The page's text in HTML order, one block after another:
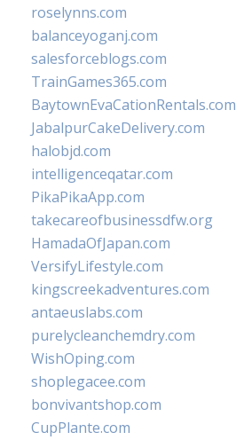
roselynns.com
balanceyoganj.com
salesforceblogs.com
TrainGames365.com
BaytownEvaCationRentals.com
JabalpurCakeDelivery.com
halobjd.com
intelligenceqatar.com
PikaPikaApp.com
takecareofbusinessdfw.org
HamadaOfJapan.com
VersifyLifestyle.com
kingscreekadventures.com
antaeuslabs.com
purelycleanchemdry.com
WishOping.com
shoplegacee.com
bonvivantshop.com
CupPlante.com